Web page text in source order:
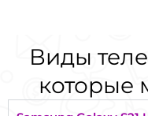
Виды
которые